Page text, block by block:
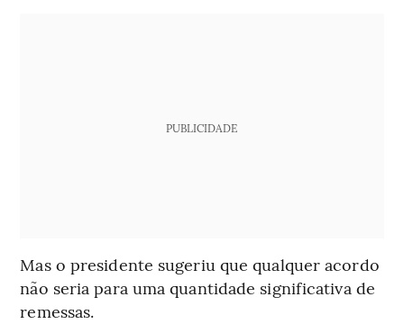
PUBLICIDADE
Mas o presidente sugeriu que qualquer acordo
não seria para uma quantidade significativa de
remessas.